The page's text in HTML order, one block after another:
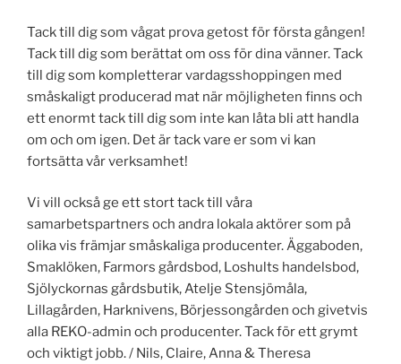
Tack till dig som vågat prova getost för första gången!
Tack till dig som berättat om oss för dina vänner. Tack
till dig som kompletterar vardagsshoppingen med
småskaligt producerad mat när möjligheten finns och
ett enormt tack till dig som inte kan låta bli att handla
om och om igen. Det är tack vare er som vi kan
fortsätta vår verksamhet!
Vi vill också ge ett stort tack till våra
samarbetspartners och andra lokala aktörer som på
olika vis främjar småskaliga producenter. Äggaboden,
Smaklöken, Farmors gårdsbod, Loshults handelsbod,
Sjölyckornas gårdsbutik, Atelje Stensjömåla,
Lillagården, Harknivens, Börjessongården och givetvis
alla REKO-admin och producenter. Tack för ett grymt
och viktigt jobb. / Nils, Claire, Anna & Theresa